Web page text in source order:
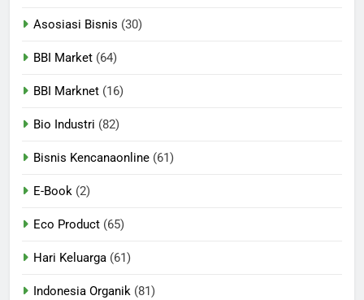
Asosiasi Bisnis (30)
BBI Market (64)
BBI Marknet (16)
Bio Industri (82)
Bisnis Kencanaonline (61)
E-Book (2)
Eco Product (65)
Hari Keluarga (61)
Indonesia Organik (81)